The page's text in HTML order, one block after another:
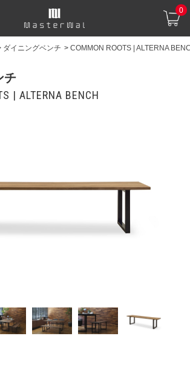
0
ダイニングベンチ > COMMON ROOTS | ALTERNA
チ
| ALTERNA BENCH